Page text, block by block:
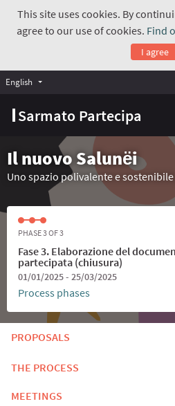
This site uses cookies. By
agree to our use of cookies. Find
I agree
Sarmato Partecipa
English Choose language
Il nuovo Salunёi
Uno spazio polivalente e
PHASE 3 OF 3
Fase 3. Elaborazione del
partecipata (chiusura)
01/01/2025 - 25/03/2025
Process phases
PROPOSALS
THE PROCESS
MEETINGS